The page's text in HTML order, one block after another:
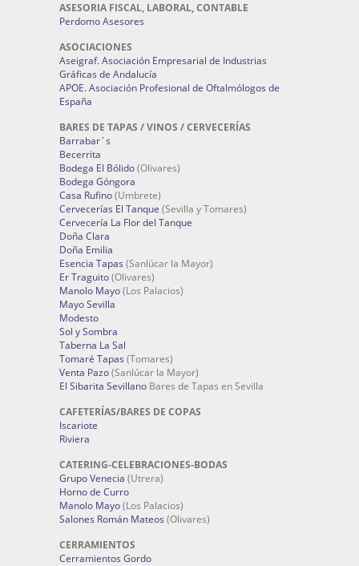
ASESORIA FISCAL, LABORAL, CONTABLE
Perdomo Asesores
ASOCIACIONES
Aseigraf. Asociación Empresarial de Industrias
Gráficas de Andalucía
APOE. Asociación Profesional de Oftalmólogos de
España
BARES DE TAPAS / VINOS / CERVECERÍAS
Barrabar´s
Becerrita
Bodega El Bólido(Olivares)
Bodega Góngora
Casa Rufino(Umbrete)
Cervecerías El Tanque (Sevilla y Tomares)
Cervecería La Flor del Tanque
Doña Clara
Doña Emilia
Esencia Tapas (Sanlúcar la Mayor)
Er Traguito(Olivares)
Manolo Mayo(Los Palacios)
Mayo Sevilla
Modesto
Sol y Sombra
Taberna La Sal
Tomaré Tapas (Tomares)
Venta Pazo(Sanlúcar la Mayor)
El Sibarita Sevillano Bares de Tapas en Sevilla
CAFETERÍAS/BARES DE COPAS
Iscariote
Riviera
CATERING-CELEBRACIONES-BODAS
Grupo Venecia (Utrera)
Horno de Curro
Manolo Mayo(Los Palacios)
Salones Román Mateos (Olivares)
CERRAMIENTOS
Cerramientos Gordo